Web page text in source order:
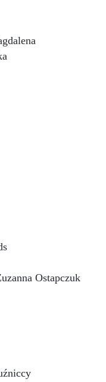
Ostapczuk